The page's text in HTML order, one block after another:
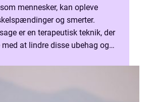
mennesker, kan opleve
og smerter.
er en terapeutisk teknik, der
at lindre disse ubehag og